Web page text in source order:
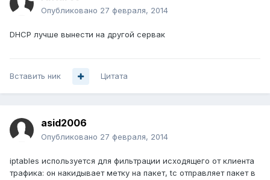
Опубликовано 27 февраля, 2014
DHCP лучше вынести на другой сервак
Вставить ник Цитата
asid2006
Опубликовано 27 февраля, 2014
iptables используется для фильтрации исходящего от клиента
трафика: он накидывает метку на пакет, tc отправляет пакет в